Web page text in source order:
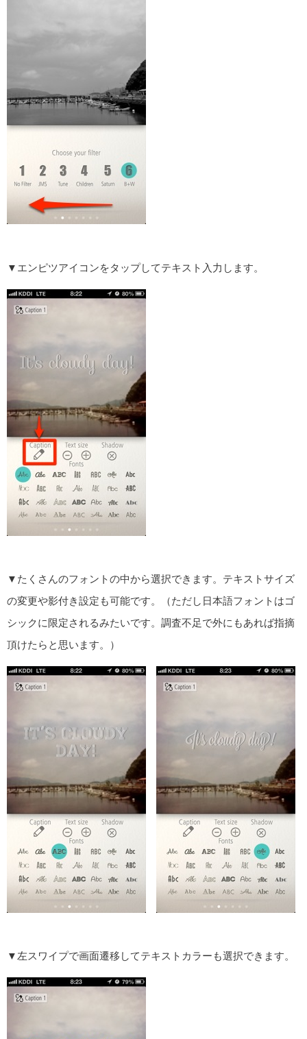
▼エンピツアイコンをタップしてテキスト入力します。
▼たくさんのフォントの中から選択できます。テキストサイズ
の変更や影付き設定も可能です。（ただし日本語フォントはゴ
シックに限定されるみたいです。調査不足で外にもあれば指摘
頂けたらと思います。）
▼左スワイプで画面遷移してテキストカラーも選択できます。